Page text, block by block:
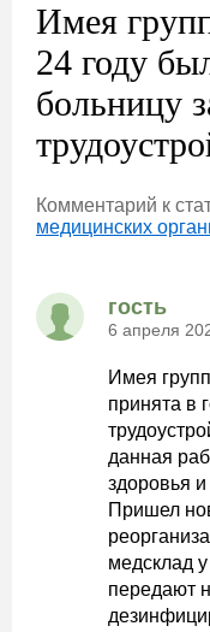
Имея
24 году
больницу
Комментарий к
медицинских
гость
6 апреля
Имея
принята в
данная
здоровья
Пришел
медсклад
передают